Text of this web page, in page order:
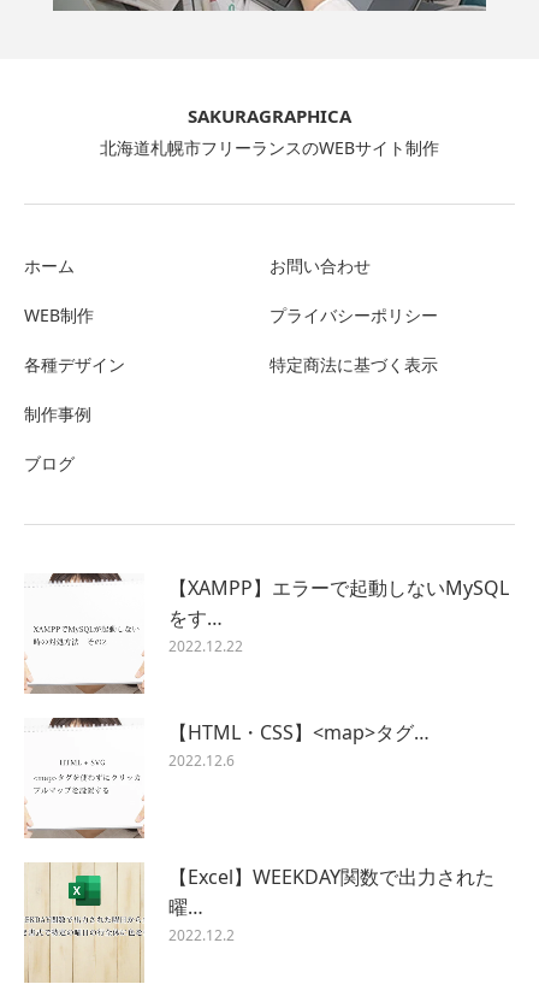
SAKURAGRAPHICA
北海道札幌市フリーランスのWEBサイト制作
ホーム
WEB制作
各種デザイン
制作事例
ブログ
お問い合わせ
プライバシーポリシー
特定商法に基づく表示
【XAMPP】エラーで起動しないMySQL
をす…
2022.12.22
【HTML・CSS】<map>タグ…
2022.12.6
【Excel】WEEKDAY関数で出力された
曜…
2022.12.2